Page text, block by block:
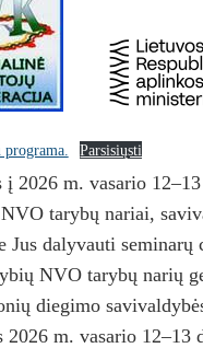
Parsisiųsti
į 2026 m. vasario
tarybų nariai,
Jus dalyvauti seminarų
NVO tarybų narių
diegimo
2026 m. vasario